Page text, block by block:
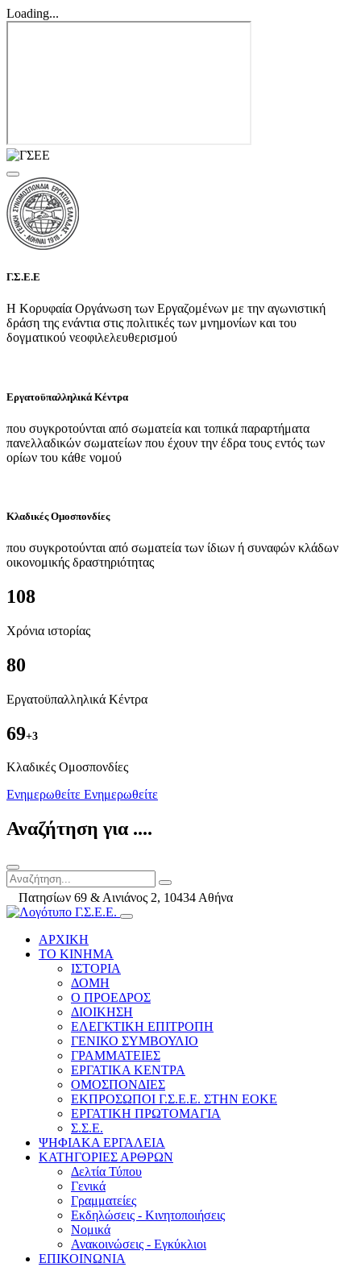
Loading...
Γ.Σ.Ε.Ε
Η Κορυφαία Οργάνωση των Εργαζομένων με την αγωνιστική
δράση της ενάντια στις πολιτικές των μνημονίων και του
δογματικού νεοφιλελευθερισμού
Εργατοϋπαλληλικά Κέντρα
που συγκροτούνται από σωματεία και τοπικά παραρτήματα
πανελλαδικών σωματείων που έχουν την έδρα τους εντός των
ορίων του κάθε νομού
Κλαδικές Ομοσπονδίες
που συγκροτούνται από σωματεία των ίδιων ή συναφών κλάδων
οικονομικής δραστηριότητας
108
Χρόνια ιστορίας
80
Εργατοϋπαλληλικά Κέντρα
69+3
Kλαδικές Ομοσπονδίες
Ενημερωθείτε Ενημερωθείτε
Αναζήτηση για ....
Πατησίων 69 & Αινιάνος 2, 10434 Αθήνα
ΑΡΧΙΚΗ
ΤΟ ΚΙΝΗΜΑ
ΙΣΤΟΡΙΑ
ΔΟΜΗ
Ο ΠΡΟΕΔΡΟΣ
ΔΙΟΙΚΗΣΗ
ΕΛΕΓΚΤΙΚΗ ΕΠΙΤΡΟΠΗ
ΓΕΝΙΚΟ ΣΥΜΒΟΥΛΙΟ
ΓΡΑΜΜΑΤΕΙΕΣ
ΕΡΓΑΤΙΚΑ ΚΕΝΤΡΑ
ΟΜΟΣΠΟΝΔΙΕΣ
ΕΚΠΡΟΣΩΠΟΙ Γ.Σ.Ε.Ε. ΣΤΗΝ ΕΟΚΕ
ΕΡΓΑΤΙΚΗ ΠΡΩΤΟΜΑΓΙΑ
Σ.Σ.Ε.
ΨΗΦΙΑΚΑ ΕΡΓΑΛΕΙΑ
ΚΑΤΗΓΟΡΙΕΣ ΑΡΘΡΩΝ
Δελτία Τύπου
Γενικά
Γραμματείες
Εκδηλώσεις - Κινητοποιήσεις
Νομικά
Ανακοινώσεις - Εγκύκλιοι
ΕΠΙΚΟΙΝΩΝΙΑ